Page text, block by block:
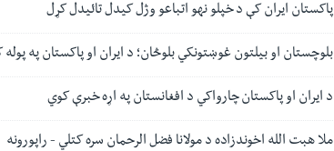
پاکستان ایران کې د خپلو نهو اتباعو وژل کیدل تائیدل کړل
بلوچستان او بیلتون غوښتونکي بلوڅان؛ د ایران او پاکستان په
د ایران او پاکستان چارواکي د افغانستان په اړه خبرې کوي
ملا هبت الله اخوندزاده د مولانا فضل الرحمان سره کتلي - راپورونه